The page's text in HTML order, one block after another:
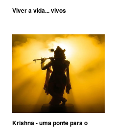
Viver a vida... vivos
Krishna - uma ponte para o